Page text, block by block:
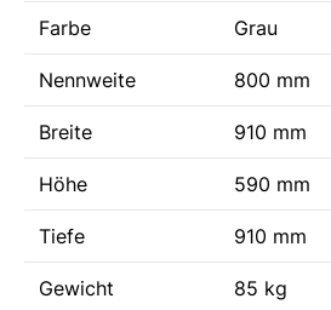
Farbe Grau
Nennweite 800 mm
Breite 910 mm
Höhe 590 mm
Tiefe 910 mm
Gewicht 85 kg